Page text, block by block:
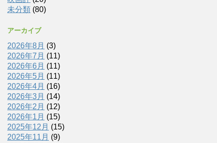
未分類 (80)
アーカイブ
2026年8月 (3)
2026年7月 (11)
2026年6月 (11)
2026年5月 (11)
2026年4月 (16)
2026年3月 (14)
2026年2月 (12)
2026年1月 (15)
2025年12月 (15)
2025年11月 (9)